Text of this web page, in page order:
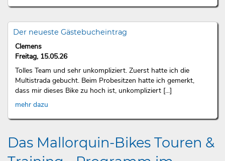
Der neueste Gästebucheintrag
Clemens
Freitag, 15.05.26
Tolles Team und sehr unkompliziert. Zuerst hatte ich die
Multistrada gebucht. Beim Probesitzen hatte ich gemerkt,
dass mir dieses Bike zu hoch ist, unkompliziert [...]
mehr dazu
Das Mallorquin-Bikes Touren &